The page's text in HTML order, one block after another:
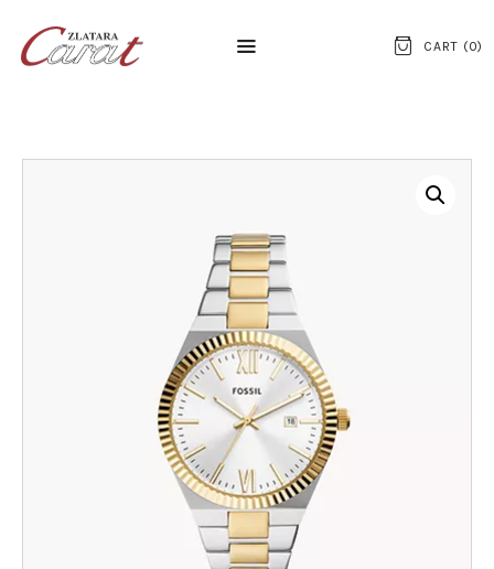
CART (0)
NASLOVNA
KONTAKT
SREBRNI NAKIT
ZLATNI NAKIT